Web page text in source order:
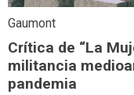
Gaumont
Crítica de “La
militancia
pandemia